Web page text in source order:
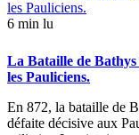
6 min lu
La Bataille de
les Pauliciens.
En 872, la bataille de
défaite décisive aux